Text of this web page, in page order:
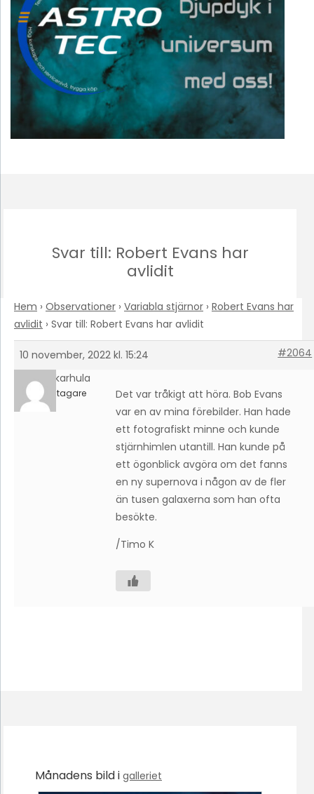
Svar till: Robert Evans har
avlidit
Hem › Observationer › Variabla stjärnor › Robert Evans har
avlidit › Svar till: Robert Evans har avlidit
10 november, 2022 kl. 15:24
#2064
timokarhula
Deltagare
Det var tråkigt att höra. Bob Evans
var en av mina förebilder. Han hade
ett fotografiskt minne och kunde
stjärnhimlen utantill. Han kunde på
ett ögonblick avgöra om det fanns
en ny supernova i någon av de fler
än tusen galaxerna som han ofta
besökte.
/Timo K
Månadens bild i galleriet